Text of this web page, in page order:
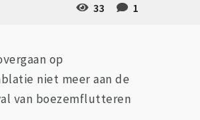
33 1
op
niet meer aan de
van boezemflutteren